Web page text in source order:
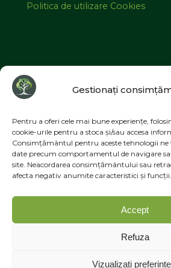
Gestionați
Pentru a oferi cele mai bune experiențe,
cookie-urile pentru a stoca și/sau accesa
Consimțământul pentru aceste tehnologii ne
date precum comportamentul de navigare
site. Neacordarea consimțământului sau
afecta negativ anumite caracteristici și funcții.
Accept
Refuza
Vizualizați
Politica de utilizare Cookies
©2026 MESIMELI |
Instagram
Facebook
TikTok
YouTube